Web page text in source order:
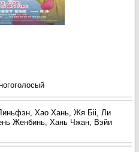
Хао Хань, Жя Біі, Ли
Женбинь, Хань Чжан, Вэйи